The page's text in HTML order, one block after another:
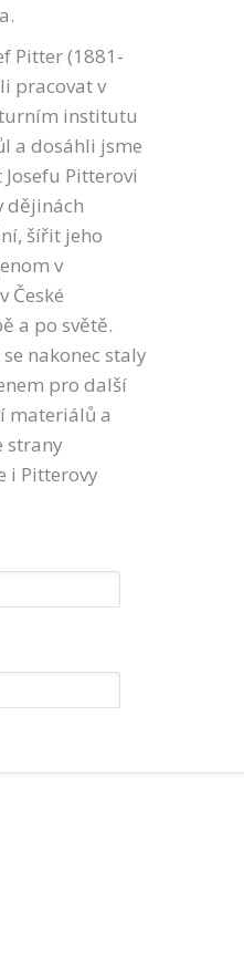
Pitter (1881-
pracovat v
institutu
a dosáhli jsme
Pitterovi
dějinách
šířit jeho
v
České
a po světě.
nakonec staly
pro další
materiálů a
strany
i Pitterovy